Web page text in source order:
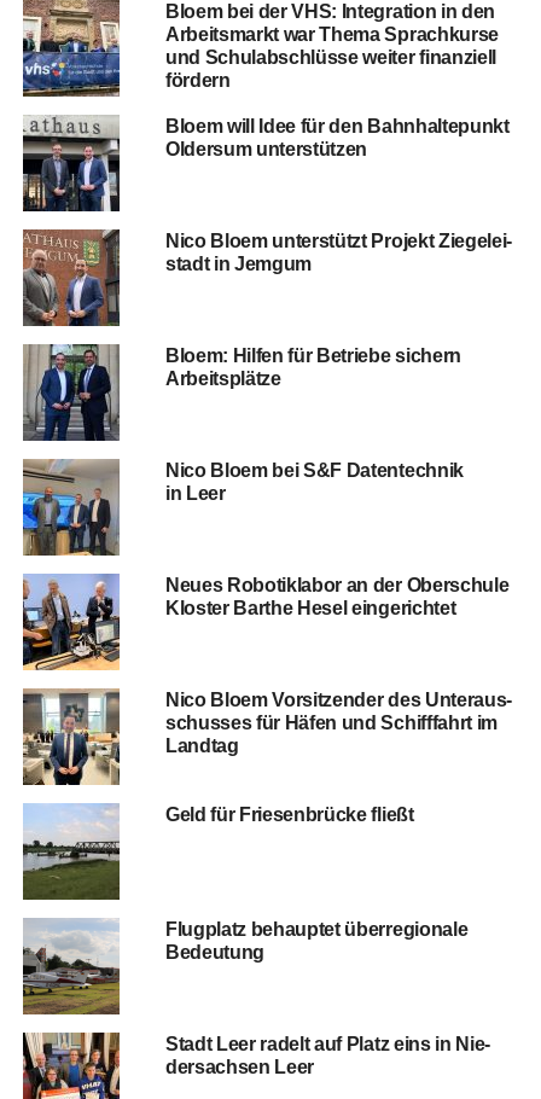
Blo­em bei der VHS: Inte­gra­ti­on in den
Arbeits­markt war The­ma Sprach­kur­se
und Schul­ab­schlüs­se wei­ter finan­zi­ell
fördern
Blo­em will Idee für den Bahn­hal­te­punkt
Older­sum unterstützen
Nico Blo­em unter­stützt Pro­jekt Zie­ge­lei­
stadt in Jemgum
Blo­em: Hil­fen für Betrie­be sichern
Arbeitsplätze
Nico Blo­em bei S&F Daten­tech­nik
in Leer
Neu­es Robo­tik­la­bor an der Ober­schu­le
Klos­ter Bar­the Hesel eingerichtet
Nico Blo­em Vor­sit­zen­der des Unter­aus­
schus­ses für Häfen und Schiff­fahrt im
Landtag
Geld für Frie­sen­brü­cke fließt
Flug­platz behaup­tet über­re­gio­na­le
Bedeutung
Stadt Leer radelt auf Platz eins in Nie­
der­sach­sen Leer